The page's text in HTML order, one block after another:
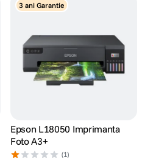
3 ani Garantie
Epson L18050 Imprimanta
Foto A3+
(1)